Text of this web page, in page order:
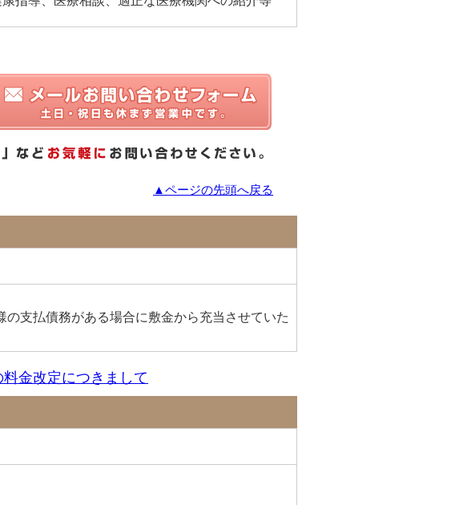
▲ページの先頭へ戻る
支払債務がある場合に敷金から充当させていた
金改定につきまして